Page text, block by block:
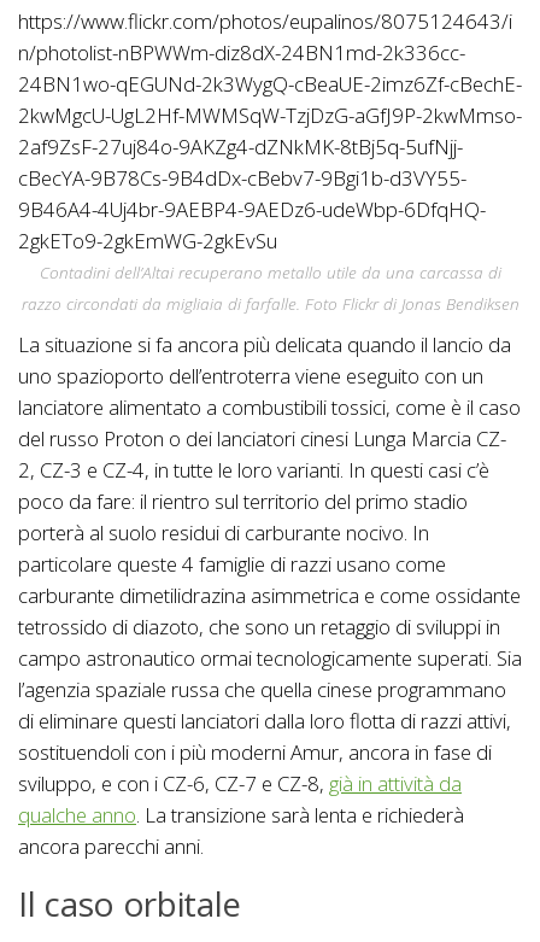
https://www.flickr.com/photos/eupalinos/8075124643/i
n/photolist-nBPWWm-diz8dX-24BN1md-2k336cc-
24BN1wo-qEGUNd-2k3WygQ-cBeaUE-2imz6Zf-cBechE-
2kwMgcU-UgL2Hf-MWMSqW-TzjDzG-aGfJ9P-2kwMmso-
2af9ZsF-27uj84o-9AKZg4-dZNkMK-8tBj5q-5ufNjj-
cBecYA-9B78Cs-9B4dDx-cBebv7-9Bgi1b-d3VY55-
9B46A4-4Uj4br-9AEBP4-9AEDz6-udeWbp-6DfqHQ-
2gkETo9-2gkEmWG-2gkEvSu
Contadini dell’Altai recuperano metallo utile da una carcassa di
razzo circondati da migliaia di farfalle. Foto Flickr di Jonas Bendiksen
La situazione si fa ancora più delicata quando il lancio da
uno spazioporto dell’entroterra viene eseguito con un
lanciatore alimentato a combustibili tossici, come è il caso
del russo Proton o dei lanciatori cinesi Lunga Marcia CZ-
2, CZ-3 e CZ-4, in tutte le loro varianti. In questi casi c’è
poco da fare: il rientro sul territorio del primo stadio
porterà al suolo residui di carburante nocivo. In
particolare queste 4 famiglie di razzi usano come
carburante dimetilidrazina asimmetrica e come ossidante
tetrossido di diazoto, che sono un retaggio di sviluppi in
campo astronautico ormai tecnologicamente superati. Sia
l’agenzia spaziale russa che quella cinese programmano
di eliminare questi lanciatori dalla loro flotta di razzi attivi,
sostituendoli con i più moderni Amur, ancora in fase di
sviluppo, e con i CZ-6, CZ-7 e CZ-8, già in attività da
qualche anno . La transizione sarà lenta e richiederà
ancora parecchi anni.
Il caso orbitale